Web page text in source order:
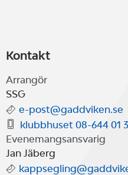
Kontakt
Arrangör
SSG
e-post@gaddviken.se
klubbhuset 08-644 01
Evenemangsansvarig
Jan Jäberg